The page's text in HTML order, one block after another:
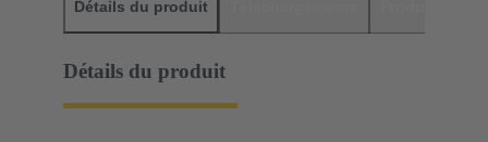
Détails du produit
Détails du produit